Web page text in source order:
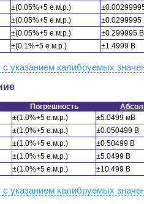
±(0.05%+5 е.м.р.)
±(0.05%+5 е.м.р.) ±0.0299995
±(0.05%+5 е.м.р.) ±0.299995 В
±(0.1%+5 е.м.р.) ±1.4999 В
указанием калибруемых
Погрешность
±(1.0%+5 е.м.р.) ±5.0499 мВ
±(1.0%+5 е.м.р.) ±0.050499 В
±(1.0%+5 е.м.р.) ±0.50499 В
±(1.0%+5 е.м.р.) ±5.0499 В
±(1.0%+5 е.м.р.) ±10.499 В
указанием калибруемых